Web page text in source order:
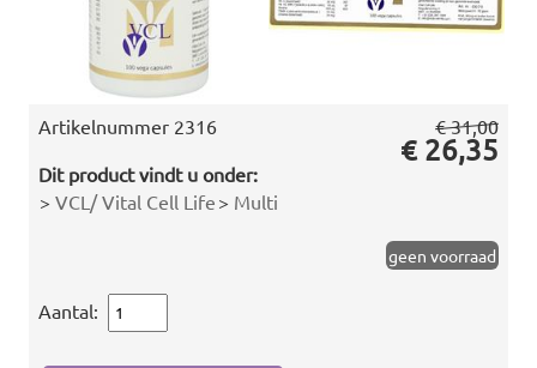
Artikelnummer 2316
Dit product vindt u onder:
> VCL/ Vital Cell Life > Multi
€ 31,00
€ 26,35
geen voorraad
Aantal: